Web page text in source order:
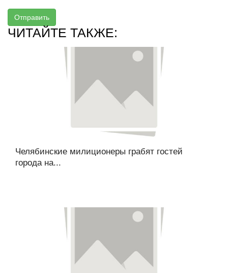
Отправить
ЧИТАЙТЕ ТАКЖЕ:
Челябинские милиционеры грабят гостей
города на...